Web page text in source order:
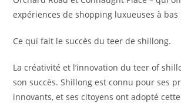
expériences de shopping luxueuses à bas
Ce qui fait le succès du teer de shillong.
La créativité et l’innovation du teer of
son succès. Shillong est connu pour ses
innovants, et ses citoyens ont adopté